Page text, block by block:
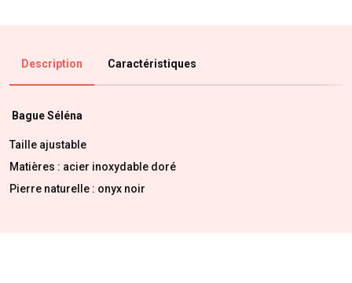
Description Caractéristiques
Bague Séléna
Taille ajustable
Matières : acier inoxydable doré
Pierre naturelle : onyx noir